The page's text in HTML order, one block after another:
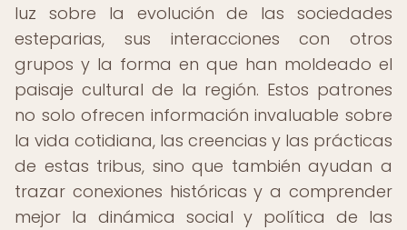
luz sobre la evolución de las sociedades
esteparias, sus interacciones con otros
grupos y la forma en que han moldeado el
paisaje cultural de la región. Estos patrones
no solo ofrecen información invaluable sobre
la vida cotidiana, las creencias y las prácticas
de estas tribus, sino que también ayudan a
trazar conexiones históricas y a comprender
mejor la dinámica social y política de las